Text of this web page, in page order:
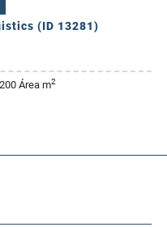
(ID 13281)
Área m2